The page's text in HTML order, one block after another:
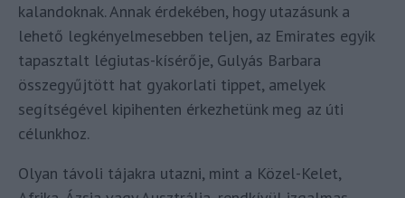
kalandoknak. Annak érdekében, hogy utazásunk a
lehető legkényelmesebben teljen, az Emirates egyik
tapasztalt légiutas-kísérője, Gulyás Barbara
összegyűjtött hat gyakorlati tippet, amelyek
segítségével kipihenten érkezhetünk meg az úti
célunkhoz.
Olyan távoli tájakra utazni, mint a Közel-Kelet,